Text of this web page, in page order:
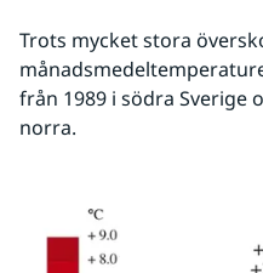
Trots mycket stora
från 1989 i södra Sverige
norra.